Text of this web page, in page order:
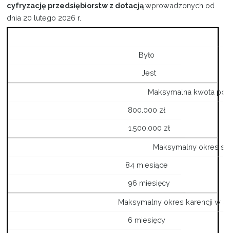
cyfryzację przedsiębiorstw z dotacjąwprowadzonych od
dnia 20 lutego 2026 r.
Było
Jest
Maksymalna kwota
800.000 zł
1.500.000 zł
Maksymalny okres
84 miesiące
96 miesięcy
Maksymalny okres karencji w
6 miesięcy